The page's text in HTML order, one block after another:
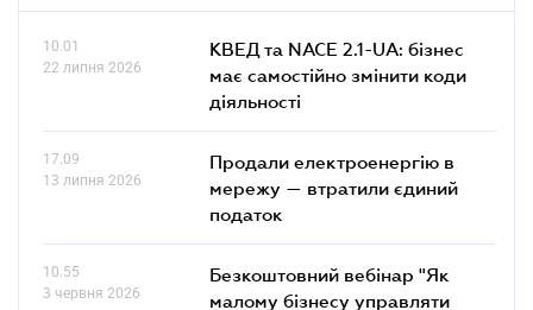
10.01
22 липня 2026
КВЕД та NACE 2.1-UA: бізнес
має самостійно змінити коди
діяльності
17.09
13 липня 2026
Продали електроенергію в
мережу — втратили єдиний
податок
10.55
3 червня 2026
Безкоштовний вебінар "Як
малому бізнесу управляти